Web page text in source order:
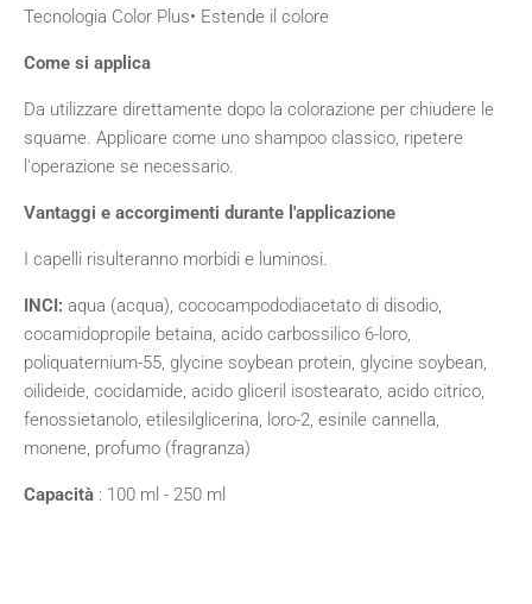
Tecnologia Color Plus• Estende il colore
Come si applica
Da utilizzare direttamente dopo la colorazione per chiudere le
squame. Applicare come uno shampoo classico, ripetere
l'operazione se necessario.
Vantaggi e accorgimenti durante l'applicazione
I capelli risulteranno morbidi e luminosi.
INCI: aqua (acqua), cococampododiacetato di disodio,
cocamidopropile betaina, acido carbossilico 6-loro,
poliquaternium-55, glycine soybean protein, glycine soybean,
oilideide, cocidamide, acido gliceril isostearato, acido citrico,
fenossietanolo, etilesilglicerina, loro-2, esinile cannella,
monene, profumo (fragranza)
Capacità : 100 ml - 250 ml